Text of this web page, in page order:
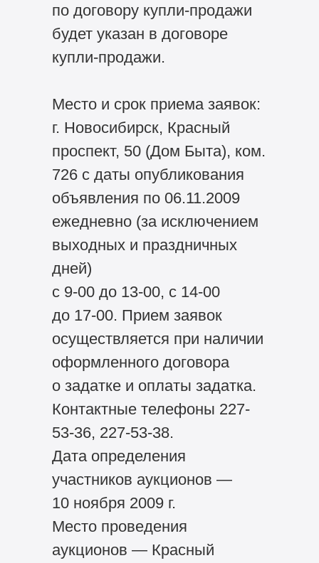
по договору купли-продажи
будет указан в договоре
купли-продажи.
Место и срок приема заявок:
г. Новосибирск, Красный
проспект, 50 (Дом Быта), ком.
726 с даты опубликования
объявления по 06.11.2009
ежедневно (за исключением
выходных и праздничных
дней)
с 9-00 до 13-00, с 14-00
до 17-00. Прием заявок
осуществляется при наличии
оформленного договора
о задатке и оплаты задатка.
Контактные телефоны 227-
53-36, 227-53-38.
Дата определения
участников аукционов —
10 ноября 2009 г.
Место проведения
аукционов — Красный